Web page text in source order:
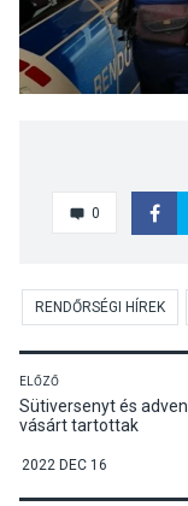
0
RENDŐRSÉGI HÍREK
ELŐZŐ
Sütiversenyt és
vásárt tartottak
2022 DEC 16